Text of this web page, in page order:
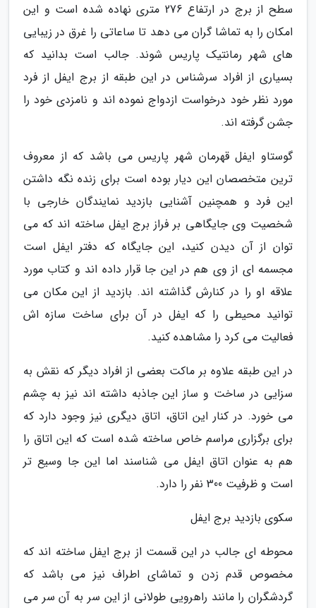
سطح از برج در ارتفاع 276 متری نهاده شده است و این
امکان را به تماشا گران می دهد تا ساعاتی را غرق در زیبایی
های شهر رمانتیک پاریس شوند. جالب است بدانید که
بسیاری از افراد سرشناس در این طبقه از برج ایفل از فرد
مورد نظر خود درخواست ازدواج نموده اند و نامزدی خود را
جشن گرفته اند.
گوستاو ایفل قهرمان شهر پاریس می باشد که از معروف
ترین متخصصان این دیار بوده است برای زنده نگه داشتن
این فرد و همچنین آشنایی بازدید نمایندگان خارجی با
شخصیت وی جایگاهی بر فراز برج ایفل ساخته اند که می
توان از آن دیدن کنید، این جایگاه که دفتر ایفل است
مجسمه ای از وی هم در این جا قرار داده اند و کتاب مورد
علاقه او را در کنارش گذاشته اند. بازدید از این مکان می
توانید محیطی را که ایفل در آن برای ساخت سازه اش
فعالیت می کرد را مشاهده کنید.
در این طبقه علاوه بر ماکت بعضی از افراد دیگر که نقش به
سزایی در ساخت و ساز این جاذبه داشته اند نیز به چشم
می خورد. در کنار این اتاق، اتاق دیگری نیز وجود دارد که
برای برگزاری مراسم خاص ساخته شده است که این اتاق را
هم به عنوان اتاق ایفل می شناسند اما این جا وسیع تر
است و ظرفیت 300 نفر را دارد.
سکوی بازدید برج ایفل
محوطه ای جالب در این قسمت از برج ایفل ساخته اند که
مخصوص قدم زدن و تماشای اطراف نیز می باشد که
گردشگران را مانند راهرویی طولانی از این سر به آن سر می